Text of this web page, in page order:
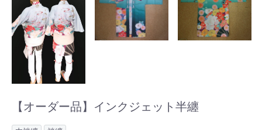
【オーダー品】インクジェット半纏